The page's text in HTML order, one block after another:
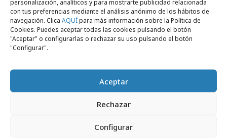
personalización, analíticos y para mostrarte publicidad relacionada
con tus preferencias mediante el análisis anónimo de los hábitos de
navegación. Clica AQUÍpara más información sobre la Política de
Cookies. Puedes aceptar todas las cookies pulsando el botón
"Aceptar" o configurarlas o rechazar su uso pulsando el botón
"Configurar".
Aceptar
Rechazar
Configurar
Dead Internet Marketing: cuando el
"glitch" se convierte en oro